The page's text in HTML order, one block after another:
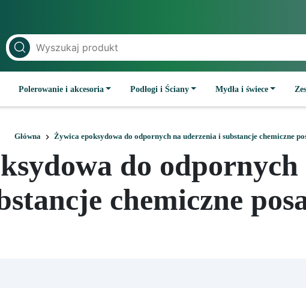
Polerowanie i akcesoria Podłogi i Ściany Mydła i świece
Główna Żywica epoksydowa do odpornych na uderzenia i substancje chemiczne
do
chemiczne